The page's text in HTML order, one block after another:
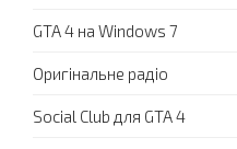
GTA 4 на Windows 7
Оригінальне радіо
Social Club для GTA 4